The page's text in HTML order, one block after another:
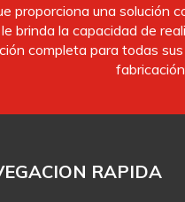
proporciona una
brinda la capacidad de
completa para todas
RAPIDA